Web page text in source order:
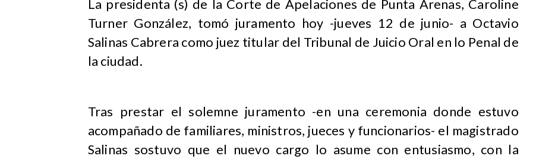
​La presidenta (s) de la Corte de Apelaciones de Punta Arenas, Caroline
Turner González, tomó juramento hoy -jueves 12 de junio- a Octavio
Salinas Cabrera como juez titular del Tribunal de Juicio Oral en lo Penal de
la ciudad.
Tras prestar el solemne juramento -en una ceremonia donde estuvo
acompañado de familiares, ministros, jueces y funcionarios- el magistrado
Salinas sostuvo que el nuevo cargo lo asume con entusiasmo, con la